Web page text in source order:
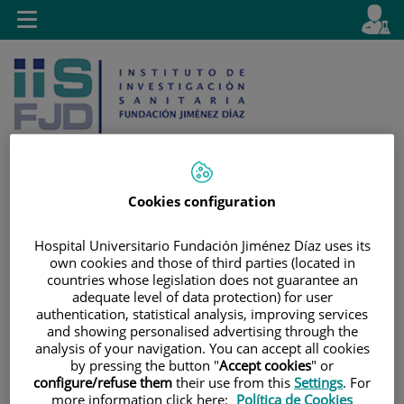
Jump to content
selector
Active
en
Toggle
navigation
Cookies configuration
Hospital Universitario Fundación Jiménez Díaz uses its
own cookies and those of third parties (located in
countries whose legislation does not guarantee an
adequate level of data protection) for user
authentication, statistical analysis, improving services
and showing personalised advertising through the
analysis of your navigation. You can accept all cookies
by pressing the button "Accept cookies" or
configure/refuse them their use from this Settings. For
more information click here: Política de Cookies